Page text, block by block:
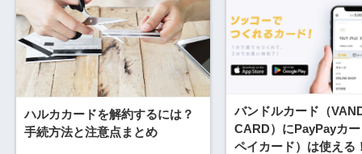
ハルカカードを解約するには？
手続方法と注意点まとめ
バンドルカード（
CARD）にPayPayカ
ペイカード）は使える